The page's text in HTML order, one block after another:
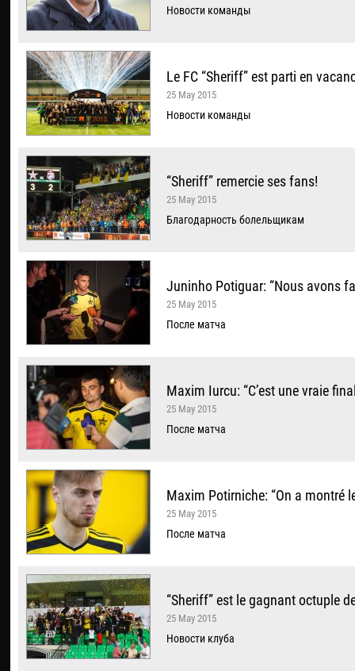
Новости команды
Le FC “Sheriff” est parti en
25 May 2015
Новости команды
“Sheriff” remercie ses fans!
25 May 2015
Благодарность болельщикам
Juninho Potiguar: “Nous avons
25 May 2015
После матча
Maxim Iurcu: “C’est une vraie
25 May 2015
После матча
Maxim Potirniche: “On a montré
25 May 2015
После матча
“Sheriff” est le gagnant octuple
25 May 2015
Новости клуба